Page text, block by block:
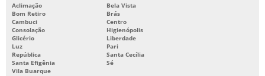
Aclimação
Bela Vista
Bom Retiro
Brás
Cambuci
Centro
Consolação
Higienópolis
Glicério
Liberdade
Luz
Pari
República
Santa Cecília
Santa Efigênia
Sé
Vila Buarque